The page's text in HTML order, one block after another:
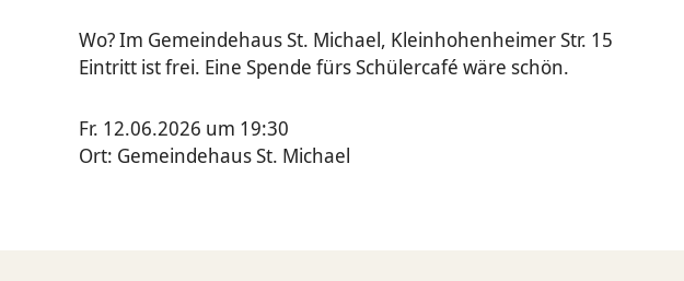
Wo? Im Gemeindehaus St. Michael, Kleinhohenheimer Str. 15
Eintritt ist frei. Eine Spende fürs Schülercafé wäre schön.
Fr. 12.06.2026 um 19:30
Ort: Gemeindehaus St. Michael